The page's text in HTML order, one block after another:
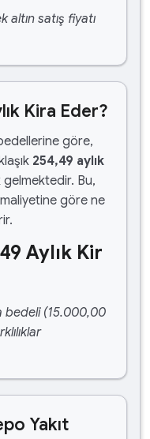
satış fiyatı
Kira Eder?
göre,
254,49 aylık
Bu,
göre ne
Aylık Kir
bedeli (15.000,00
Yakıt